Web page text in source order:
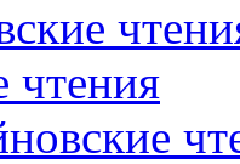
чтения